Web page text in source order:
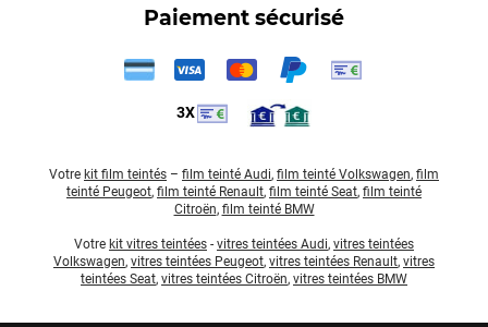
Paiement sécurisé
3X
Votre kit film teintés – film teinté Audi, film teinté Volkswagen, film
teinté Peugeot, film teinté Renault, film teinté Seat, film teinté
Citroën, film teinté BMW
Votre kit vitres teintées - vitres teintées Audi, vitres teintées
Volkswagen, vitres teintées Peugeot, vitres teintées Renault, vitres
teintées Seat, vitres teintées Citroën, vitres teintées BMW